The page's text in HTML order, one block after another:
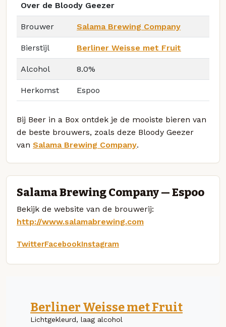
Over de Bloody Geezer
Brouwer Salama Brewing Company
Bierstijl Berliner Weisse met Fruit
Alcohol 8.0%
Herkomst Espoo
Bij Beer in a Box ontdek je de mooiste bieren van
de beste brouwers, zoals deze Bloody Geezer
van Salama Brewing Company.
Salama Brewing Company — Espoo
Bekijk de website van de brouwerij:
http://www.salamabrewing.com
TwitterFacebookInstagram
Berliner Weisse met Fruit
Lichtgekleurd, laag alcohol